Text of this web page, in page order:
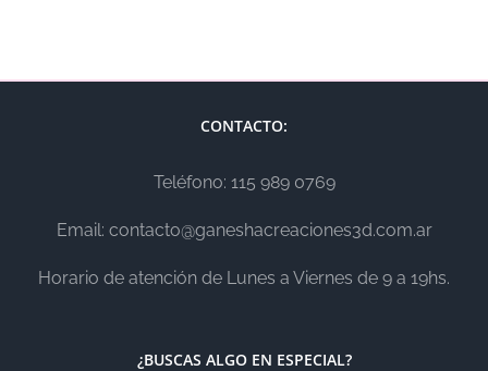
CONTACTO:
Teléfono: 115 989 0769
Email: contacto@ganeshacreaciones3d.com.ar
Horario de atención de Lunes a Viernes de 9 a 19hs.
¿BUSCAS ALGO EN ESPECIAL?